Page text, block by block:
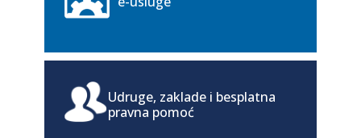
Udruge, zaklade i besplatna
pravna pomoć